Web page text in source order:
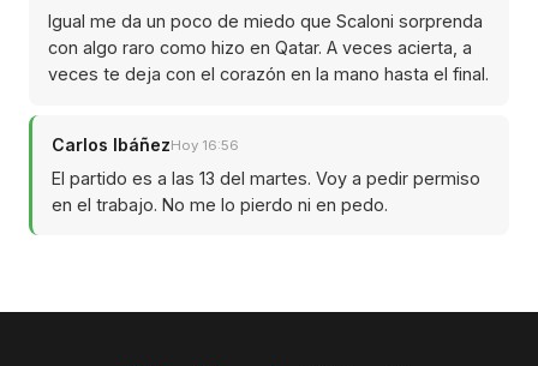
Igual me da un poco de miedo que Scaloni sorprenda
con algo raro como hizo en Qatar. A veces acierta, a
veces te deja con el corazón en la mano hasta el final.
Carlos IbáñezHoy 16:56
El partido es a las 13 del martes. Voy a pedir permiso
en el trabajo. No me lo pierdo ni en pedo.